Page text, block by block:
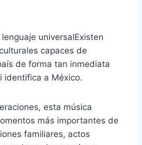
universalExisten
capaces de
de forma tan inmediata
identifica a México.
esta música
más importantes de
familiares, actos